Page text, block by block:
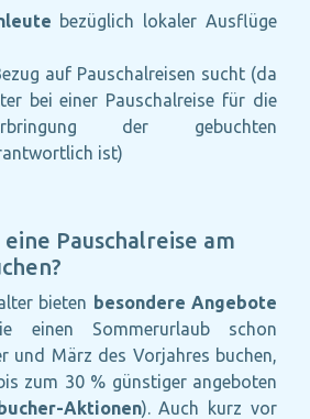
bezüglich lokaler Ausflüge
auf Pauschalreisen sucht (da
bei einer Pauschalreise für die
der gebuchten
ist)
Pauschalreise am
bieten besondere Angebote
einen Sommerurlaub schon
und März des Vorjahres buchen,
zum 30 % günstiger angeboten
Aktionen). Auch kurz vor